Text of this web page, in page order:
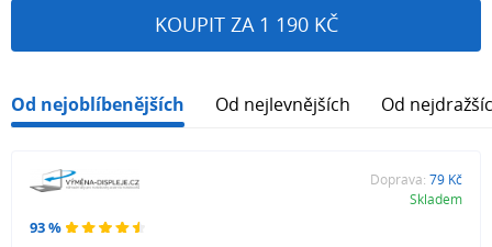
KOUPIT ZA 1 190 KČ
Od nejoblíbenějších Od nejlevnějších Od
93 %
Doprava: 79 Kč
Skladem